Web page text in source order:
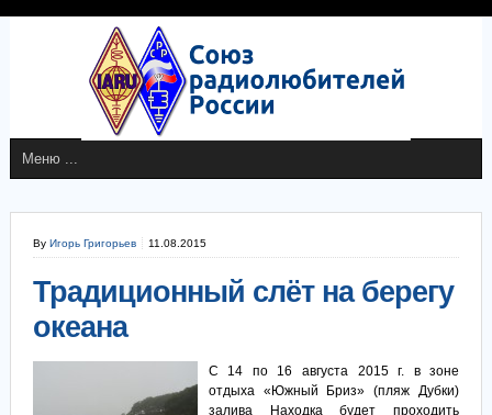
By Игорь Григорьев 11.08.2015
Традиционный слёт на берегу
океана
С 14 по 16 августа 2015 г. в зоне
отдыха «Южный Бриз» (пляж Дубки)
залива Находка будет проходить